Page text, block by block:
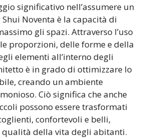
significativo nell’assumere un
Noventa è la capacità di
gli spazi. Attraverso l’uso
proporzioni, delle forme e della
elementi all’interno degli
è in grado di ottimizzare lo
creando un ambiente
Ciò significa che anche
possono essere trasformati
confortevoli e belli,
della vita degli abitanti.